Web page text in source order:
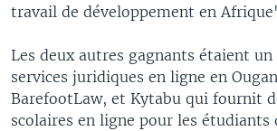
travail de développement en
Les deux autres gagnants étaient un
services juridiques en ligne en
BarefootLaw, et Kytabu qui fournit
scolaires en ligne pour les étudiants